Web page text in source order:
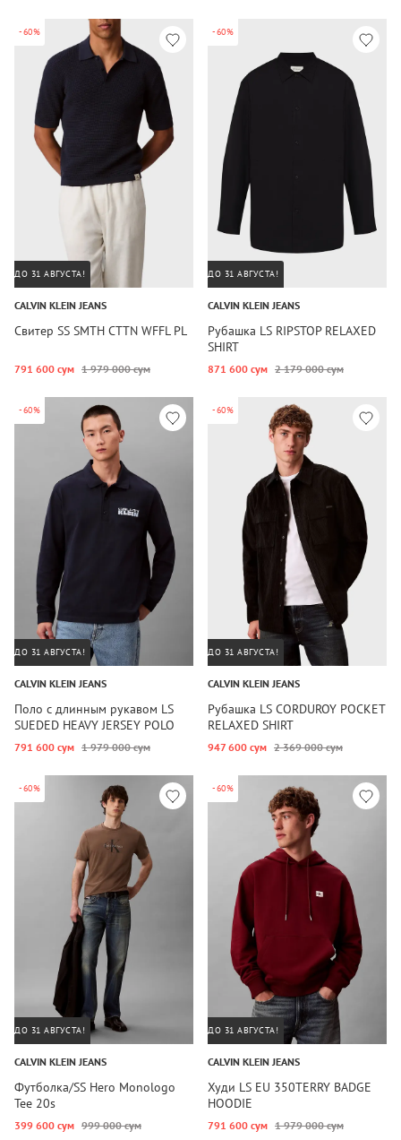
-60%
ДО 31 АВГУСТА!
CALVIN KLEIN JEANS
Свитер SS SMTH CTTN WFFL PL
791 600 сум 1 979 000 сум
-60%
ДО 31 АВГУСТА!
CALVIN KLEIN JEANS
Рубашка LS RIPSTOP RELAXED
SHIRT
871 600 сум 2 179 000 сум
-60%
ДО 31 АВГУСТА!
CALVIN KLEIN JEANS
Поло с длинным рукавом LS
SUEDED HEAVY JERSEY POLO
791 600 сум 1 979 000 сум
-60%
ДО 31 АВГУСТА!
CALVIN KLEIN JEANS
Рубашка LS CORDUROY POCKET
RELAXED SHIRT
947 600 сум 2 369 000 сум
-60%
ДО 31 АВГУСТА!
CALVIN KLEIN JEANS
Футболка/SS Hero Monologo
Tee 20s
399 600 сум 999 000 сум
-60%
ДО 31 АВГУСТА!
CALVIN KLEIN JEANS
Худи LS EU 350TERRY BADGE
HOODIE
791 600 сум 1 979 000 сум